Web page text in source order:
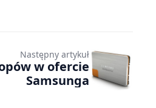
Następny artykuł
w ofercie
Samsunga